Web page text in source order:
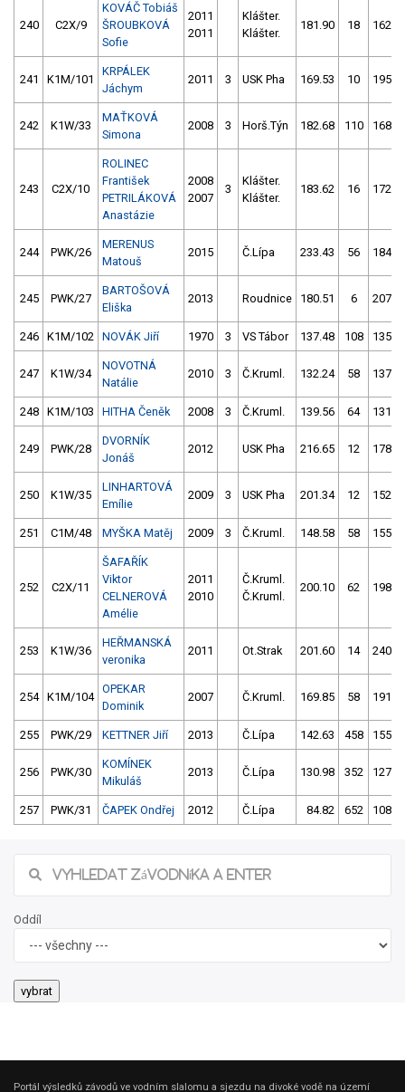
240 C2X/9
KOVÁČ Tobiáš
ŠROUBKOVÁ
Sofie
2011
2011
Klášter.
Klášter.
181.90 18
241 K1M/101
KRPÁLEK
Jáchym
2011 3 USK Pha 169.53 10
242 K1W/33
MAŤKOVÁ
Simona
2008 3 Horš.Týn 182.68 110
243 C2X/10
ROLINEC
František
PETRILÁKOVÁ
Anastázie
2008
2007
3
Klášter.
Klášter.
183.62 16
244 PWK/26
MERENUS
Matouš
2015 Č.Lípa 233.43 56
245 PWK/27
BARTOŠOVÁ
Eliška
2013 Roudnice 180.51 6
246 K1M/102 NOVÁK Jiří 1970 3 VS Tábor 137.48 108
247 K1W/34
NOVOTNÁ
Natálie
2010 3 Č.Kruml. 132.24 58
248 K1M/103 HITHA Čeněk 2008 3 Č.Kruml. 139.56 64
249 PWK/28
DVORNÍK
Jonáš
2012 USK Pha 216.65 12
250 K1W/35
LINHARTOVÁ
Emílie
2009 3 USK Pha 201.34 12
251 C1M/48 MYŠKA Matěj 2009 3 Č.Kruml. 148.58 58
252 C2X/11
ŠAFAŘÍK
Viktor
CELNEROVÁ
Amélie
2011
2010
Č.Kruml.
Č.Kruml.
200.10 62
253 K1W/36
HEŘMANSKÁ
veronika
2011 Ot.Strak 201.60 14
254 K1M/104
OPEKAR
Dominik
2007 Č.Kruml. 169.85 58
255 PWK/29 KETTNER Jiří 2013 Č.Lípa 142.63 458
256 PWK/30
KOMÍNEK
Mikuláš
2013 Č.Lípa 130.98 352
257 PWK/31 ČAPEK Ondřej 2012 Č.Lípa 84.82 652
Oddíl
Portál výsledků závodů ve vodním slalomu a sjezdu na divoké vodě na území